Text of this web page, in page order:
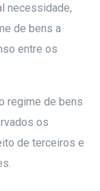
necessidade,
de bens a
entre os
regime de bens
os
de terceiros e